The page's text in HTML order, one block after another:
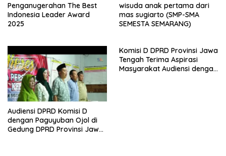
Penganugerahan The Best
Indonesia Leader Award
2025
wisuda anak pertama dari
mas sugiarto (SMP-SMA
SEMESTA SEMARANG)
Audiensi DPRD Komisi D
dengan Paguyuban Ojol di
Gedung DPRD Provinsi Jawa
Komisi D DPRD Provinsi Jawa
Tengah Terima Aspirasi
Masyarakat Audiensi dengan